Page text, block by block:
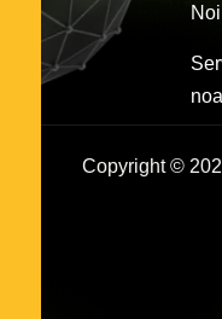
Noi
Copyright ©